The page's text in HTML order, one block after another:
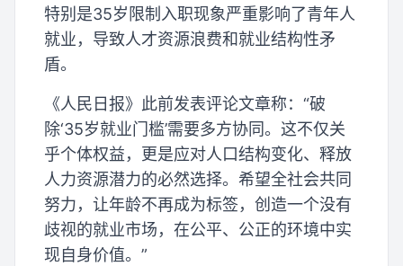
特别是35岁限制入职现象严重影响了青年人
就业，导致人才资源浪费和就业结构性矛
盾。
《人民日报》此前发表评论文章称：“破
除‘35岁就业门槛’需要多方协同。这不仅关
乎个体权益，更是应对人口结构变化、释放
人力资源潜力的必然选择。希望全社会共同
努力，让年龄不再成为标签，创造一个没有
歧视的就业市场，在公平、公正的环境中实
现自身价值。”